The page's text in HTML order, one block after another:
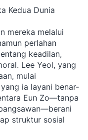
Kedua Dunia
mereka melalui
perlahan
keadilan,
Lee Yeol, yang
mulai
ia layani benar-
Eun Zo—tanpa
struktur sosial